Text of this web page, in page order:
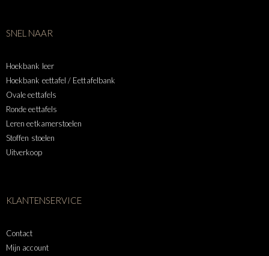
SNEL NAAR
Hoekbank leer
Hoekbank eettafel / Eettafelbank
Ovale eettafels
Ronde eettafels
Leren eetkamerstoelen
Stoffen stoelen
Uitverkoop
KLANTENSERVICE
Contact
Mijn account